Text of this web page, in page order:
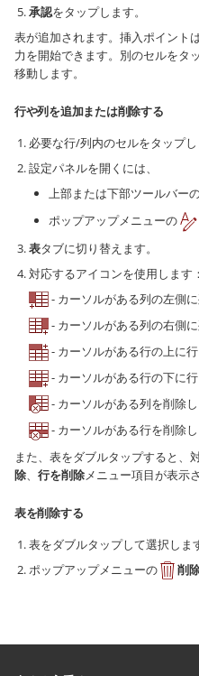
承認をタップします。
表が追加されます。挿入ポイント
力を開始できます。別のセルをタ
移動します。
行や列を追加または削除する
必要な行/列内のセルをタップし
設定パネルを開くには、
上部または下部ツールバー
ポップアップメニューの
表タブに切り替えます。
対応するアイコンを使用します：
- カーソルがある列の左側に
- カーソルがある列の右側に
- カーソルがある行の上に行
- カーソルがある行の下に行
- カーソルがある列を削除し
- カーソルがある行を削除し
また、表をダブルタップすると、
除、 行を削除メニュー項目が表示
表を削除する
表をダブルタップして選択しま
ポップアップメニューの
削